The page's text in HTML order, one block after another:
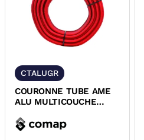
CTALUGR
COURONNE TUBE AME
ALU MULTICOUCHE
GREENSKIN COMAP